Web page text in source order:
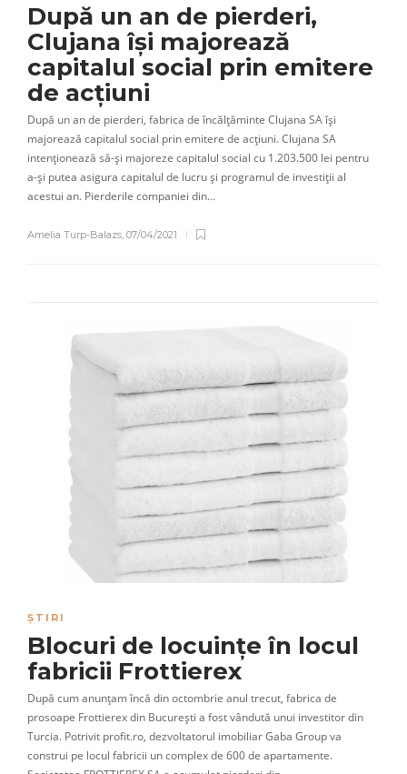
După un an de pierderi,
Clujana își majorează
capitalul social prin emitere
de acțiuni
După un an de pierderi, fabrica de încălțăminte Clujana SA își
majorează capitalul social prin emitere de acțiuni. Clujana SA
intenționează să-și majoreze capitalul social cu 1.203.500 lei pentru
a-și putea asigura capitalul de lucru și programul de investiții al
acestui an. Pierderile companiei din…
Amelia Turp-Balazs 07/04/2021
ȘTIRI
Blocuri de locuințe în locul
fabricii Frottierex
După cum anunțam încă din octombrie anul trecut, fabrica de
prosoape Frottierex din București a fost vândută unui investitor din
Turcia. Potrivit profit.ro, dezvoltatorul imobiliar Gaba Group va
construi pe locul fabricii un complex de 600 de apartamente.